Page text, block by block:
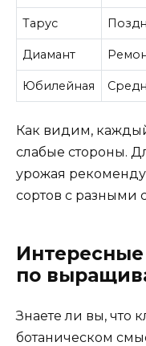
Тарус
Диамант
Юбилейная
Как видим,
слабые стороны.
урожая
сортов с разными
по
Знаете ли вы, что
ботаническом